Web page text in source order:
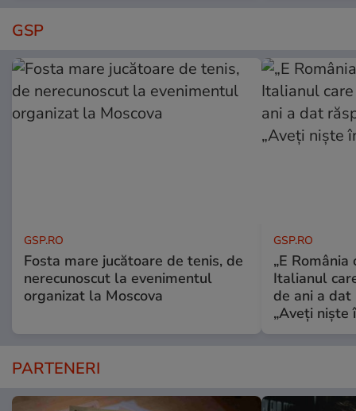
GSP
GSP.RO
Fosta mare jucătoare de tenis, de
nerecunoscut la evenimentul
organizat la Moscova
GSP.RO
„E
Italianul
de ani a
„Aveți niște
PARTENERI